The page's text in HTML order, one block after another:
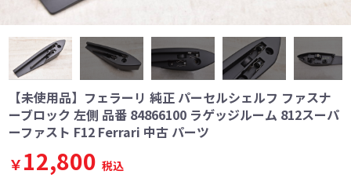
【未使用品】フェラーリ 純正 パーセルシェルフ ファスナ
ーブロック 左側 品番 84866100 ラゲッジルーム 812スーパ
ーファスト F12 Ferrari 中古 パーツ
￥12,800 税込